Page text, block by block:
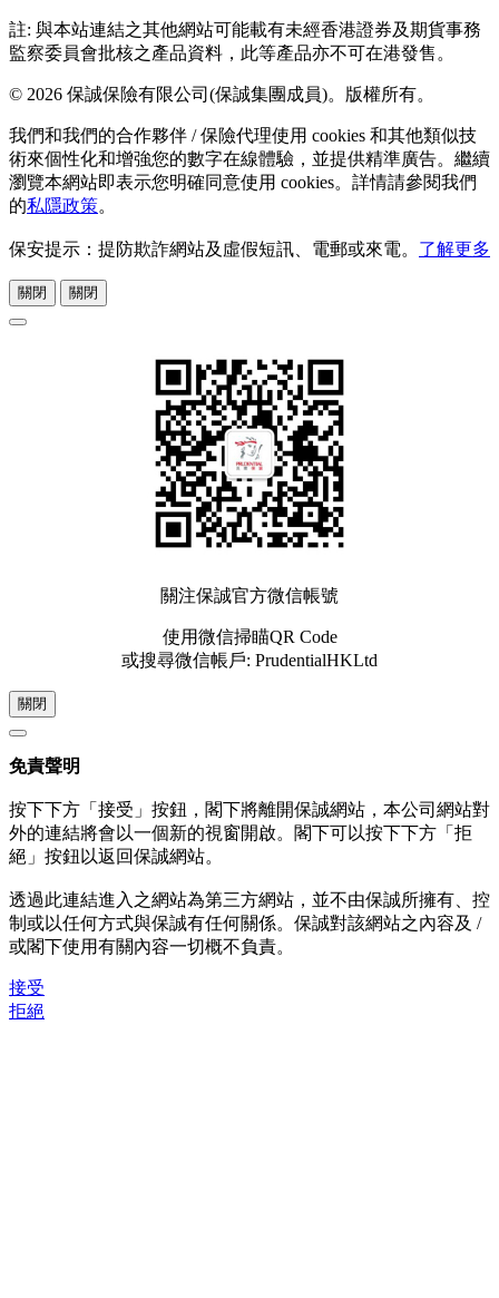
註: 與本站連結之其他網站可能載有未經香港證券及期貨事務
監察委員會批核之產品資料，此等產品亦不可在港發售。
© 2026 保誠保險有限公司(保誠集團成員)。版權所有。
我們和我們的合作夥伴 / 保險代理使用 cookies 和其他類似技
術來個性化和增強您的數字在線體驗，並提供精準廣告。繼續
瀏覽本網站即表示您明確同意使用 cookies。詳情請參閱我們
的私隱政策。
保安提示：提防欺詐網站及虛假短訊、電郵或來電。 了解更多
關閉 關閉
關注保誠官方微信帳號
使用微信掃瞄QR Code
或搜尋微信帳戶: PrudentialHKLtd
關閉
免責聲明
按下下方「接受」按鈕，閣下將離開保誠網站，本公司網站對
外的連結將會以一個新的視窗開啟。閣下可以按下下方「拒
絕」按鈕以返回保誠網站。
透過此連結進入之網站為第三方網站，並不由保誠所擁有、控
制或以任何方式與保誠有任何關係。保誠對該網站之內容及 /
或閣下使用有關內容一切概不負責。
接受
拒絕